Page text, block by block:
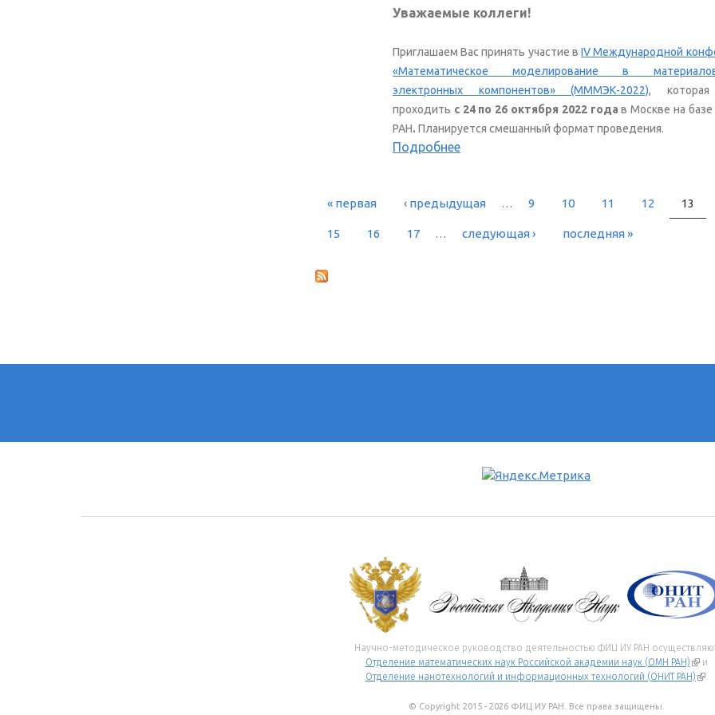
Уважаемые коллеги!
Приглашаем Вас принять участие вIV Международной
«Математическое моделирование в
электронных компонентов» (МММЭК-2022),
проходить с 24 по 26 октября 2022 годав Москве на
РАН. Планируется смешанный формат проведения.
Подробнее
СТРАНИЦЫ
« первая ‹ предыдущая … 9 10 11 12 13
15 16 17 … следующая › последняя »
Научно-методическое руководство деятельностью ФИЦ ИУ РАН
Отделение математических наук Российской академии наук (ОМН РАН)
и
Отделение нанотехнологий и информационных технологий (ОНИТ РАН)
© Copyright 2015 - 2026 ФИЦ ИУ РАН. Все права защищены.